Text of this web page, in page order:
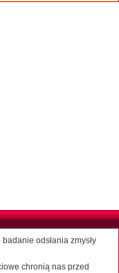
odsłania zmysły
chronią nas przed